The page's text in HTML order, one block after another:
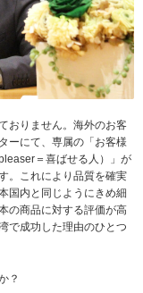
おりません。海外のお客
ーにて、専属の「お客様
＝喜ばせる人）」が
。これにより品質を確実
国内と同じようにきめ細
の商品に対する評価が高
で成功した理由のひとつ
？